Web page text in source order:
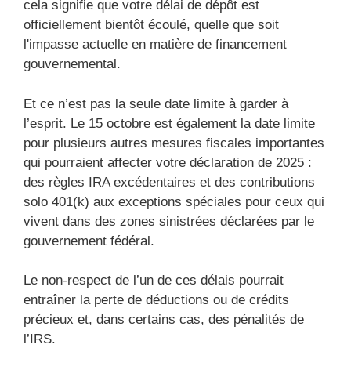
cela signifie que votre délai de dépôt est
officiellement bientôt écoulé, quelle que soit
l'impasse actuelle en matière de financement
gouvernemental.
Et ce n’est pas la seule date limite à garder à
l’esprit. Le 15 octobre est également la date limite
pour plusieurs autres mesures fiscales importantes
qui pourraient affecter votre déclaration de 2025 :
des règles IRA excédentaires et des contributions
solo 401(k) aux exceptions spéciales pour ceux qui
vivent dans des zones sinistrées déclarées par le
gouvernement fédéral.
Le non-respect de l’un de ces délais pourrait
entraîner la perte de déductions ou de crédits
précieux et, dans certains cas, des pénalités de
l’IRS.